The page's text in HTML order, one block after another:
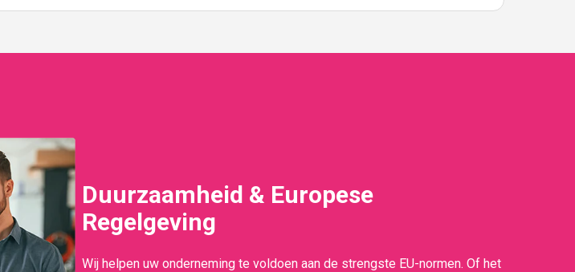
Duurzaamheid & Europese
Regelgeving
Wij helpen uw onderneming te voldoen aan de strengste EU-normen. Of het